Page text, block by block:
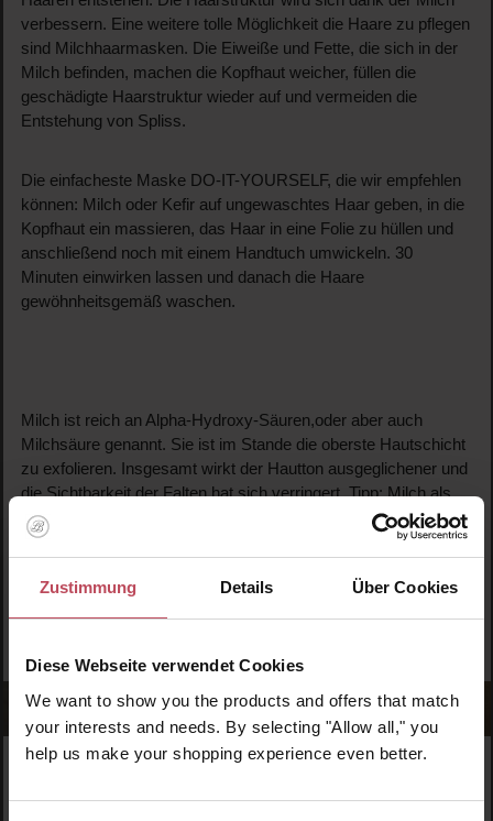
Zustimmung Details Über Cookies
Diese Webseite verwendet Cookies
We want to show you the products and offers that match
your interests and needs. By selecting "Allow all," you
help us make your shopping experience even better.
verbessern. Eine weitere tolle Möglichkeit die Haare zu pflegen
sind Milchhaarmasken. Die Eiweiße und Fette, die sich in der
Milch befinden, machen die Kopfhaut weicher, füllen die
geschädigte Haarstruktur wieder auf und vermeiden die
Entstehung von Spliss.
Die einfacheste Maske DO-IT-YOURSELF, die wir empfehlen
können: Milch oder Kefir auf ungewaschtes Haar geben, in die
Kopfhaut ein massieren, das Haar in eine Folie zu hüllen und
anschließend noch mit einem Handtuch umwickeln. 30
Minuten einwirken lassen und danach die Haare
gewöhnheitsgemäß waschen.
Milch ist reich an Alpha-Hydroxy-Säuren,oder aber auch
Milchsäure genannt. Sie ist im Stande die oberste Hautschicht
zu exfolieren. Insgesamt wirkt der Hautton ausgeglichener und
die Sichtbarkeit der Falten hat sich verringert. Tipp: Milch als
Tonic nach dem Abschminken benutzen. Ein solch einfacher
Trick, der helfen wird die Hautbeschaffenheit zu erhalten.
Anmelden & exklusive Vorteile